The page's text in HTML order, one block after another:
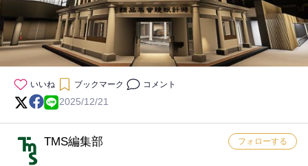
いいね ブックマーク コメント
2025/12/21
TMS編集部 フォローする